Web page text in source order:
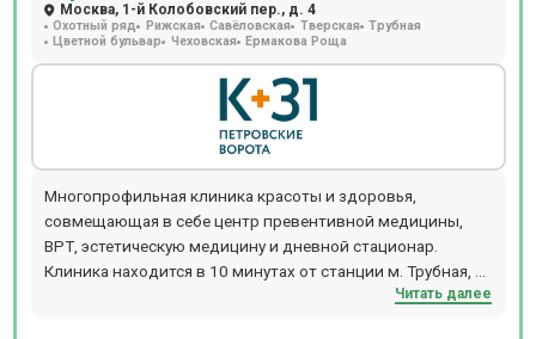
Москва, 1-й Колобовский пер., д. 4
Охотный ряд Рижская Савёловская Тверская
Трубная
Цветной бульвар Чеховская Ермакова Роща
Многопрофильная клиника красоты и здоровья,
совмещающая в себе центр превентивной медицины,
ВРТ, эстетическую медицину и дневной стационар.
Клиника находится в 10 минутах от станции м. Трубная, м.
Читать далее